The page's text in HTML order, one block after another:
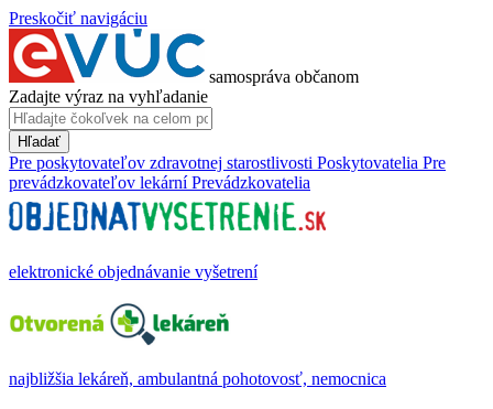
Preskočiť navigáciu
samospráva občanom
Zadajte výraz na vyhľadanie
Hľadať
Pre poskytovateľov zdravotnej starostlivosti Poskytovatelia Pre
prevádzkovateľov lekární Prevádzkovatelia
elektronické objednávanie vyšetrení
najbližšia lekáreň, ambulantná pohotovosť, nemocnica